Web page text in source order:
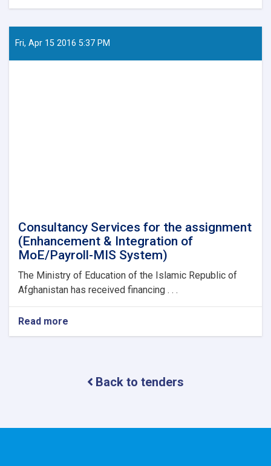
داوطلبی
باز
Fri, Apr 15 2016 5:37 PM
Consultancy Services for the assignment
(Enhancement & Integration of
MoE/Payroll-MIS System)
The Ministry of Education of the Islamic Republic of
Afghanistan has received financing . . .
Read more
assignment
of
Back to tenders